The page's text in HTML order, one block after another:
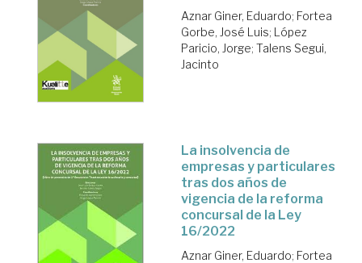
Aznar Giner, Eduardo; Fortea
Gorbe, José Luis; López
Paricio, Jorge; Talens Segui,
Jacinto
La insolvencia de
empresas y particulares
tras dos años de
vigencia de la reforma
concursal de la Ley
16/2022
Aznar Giner, Eduardo; Fortea